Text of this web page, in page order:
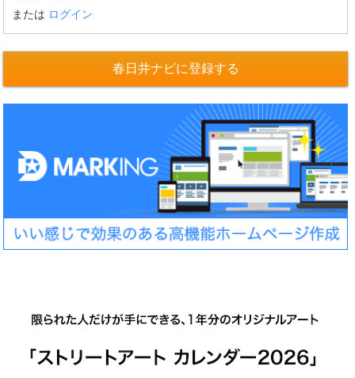
または ログイン
春日井ナビに登録する